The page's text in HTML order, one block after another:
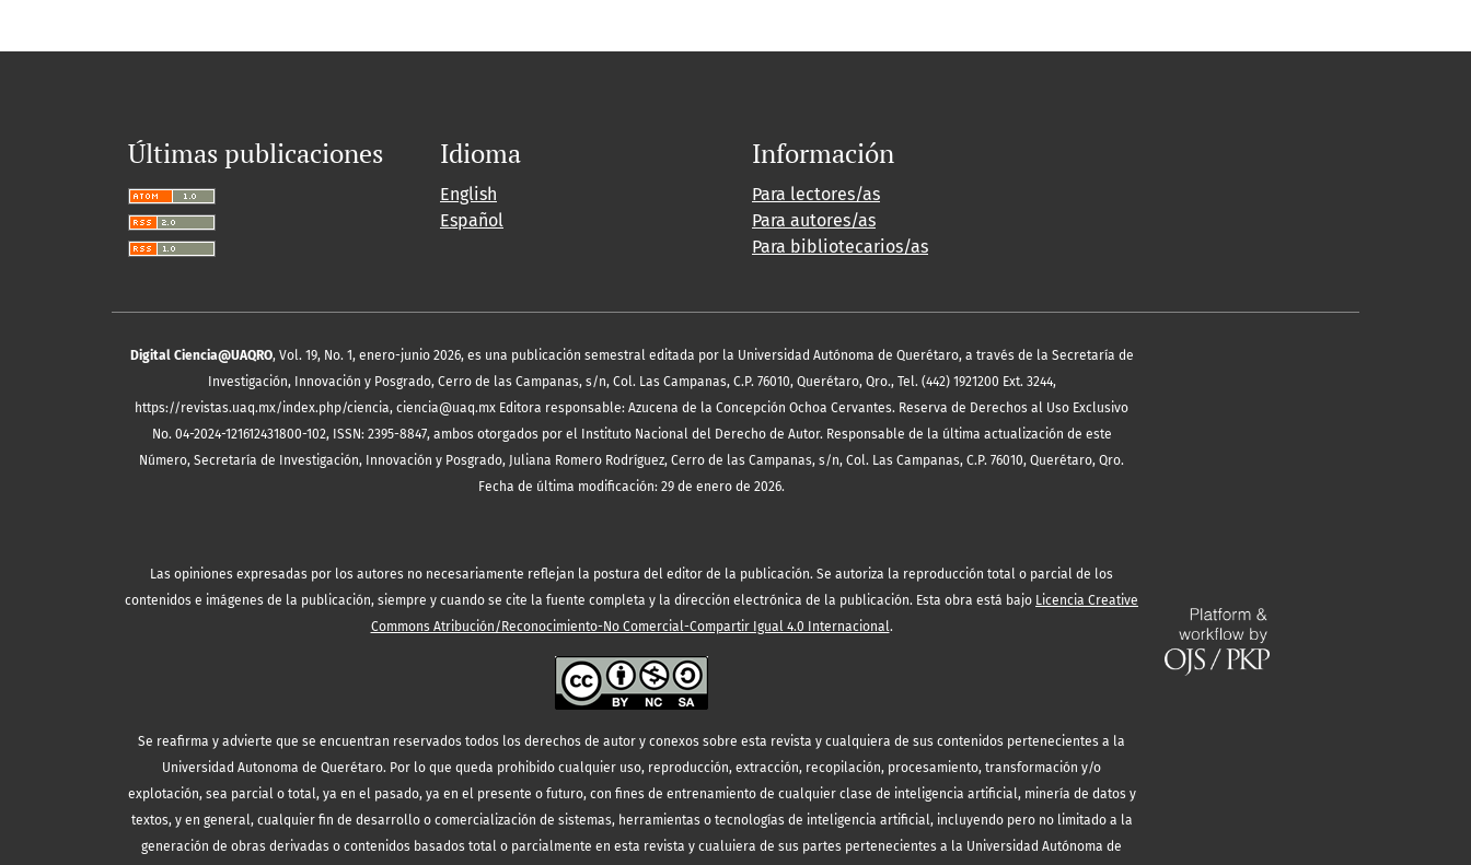
Últimas publicaciones Idioma
English
Español
Información
Para lectores/as
Para autores/as
Para bibliotecarios/as
Digital Ciencia@UAQRO, Vol. 19, No. 1, enero-junio 2026, es una publicación semestral editada por la Universidad Autónoma de Querétaro, a través de la Secretaría de
Investigación, Innovación y Posgrado, Cerro de las Campanas, s/n, Col. Las Campanas, C.P. 76010, Querétaro, Qro., Tel. (442) 1921200 Ext. 3244,
https://revistas.uaq.mx/index.php/ciencia, ciencia@uaq.mx Editora responsable: Azucena de la Concepción Ochoa Cervantes. Reserva de Derechos al Uso Exclusivo
No. 04-2024-121612431800-102, ISSN: 2395-8847, ambos otorgados por el Instituto Nacional del Derecho de Autor. Responsable de la última actualización de este
Número, Secretaría de Investigación, Innovación y Posgrado, Juliana Romero Rodríguez, Cerro de las Campanas, s/n, Col. Las Campanas, C.P. 76010, Querétaro, Qro.
Fecha de última modificación: 29 de enero de 2026.
Las opiniones expresadas por los autores no necesariamente reflejan la postura del editor de la publicación. Se autoriza la reproducción total o parcial de los
contenidos e imágenes de la publicación, siempre y cuando se cite la fuente completa y la dirección electrónica de la publicación. Esta obra está bajo Licencia Creative
Commons Atribución/Reconocimiento-No Comercial-Compartir Igual 4.0 Internacional.
Se reafirma y advierte que se encuentran reservados todos los derechos de autor y conexos sobre esta revista y cualquiera de sus contenidos pertenecientes a la
Universidad Autonoma de Querétaro. Por lo que queda prohibido cualquier uso, reproducción, extracción, recopilación, procesamiento, transformación y/o
explotación, sea parcial o total, ya en el pasado, ya en el presente o futuro, con fines de entrenamiento de cualquier clase de inteligencia artificial, minería de datos y
textos, y en general, cualquier fin de desarrollo o comercialización de sistemas, herramientas o tecnologías de inteligencia artificial, incluyendo pero no limitado a la
generación de obras derivadas o contenidos basados total o parcialmente en esta revista y cualuiera de sus partes pertenecientes a la Universidad Autónoma de